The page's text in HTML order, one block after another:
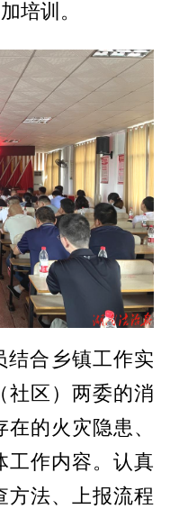
培训。
结合乡镇工作实
社区）两委的消
的火灾隐患、
工作内容。认真
方法、上报流程